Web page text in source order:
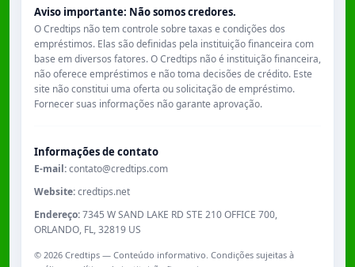
Aviso importante: Não somos credores.
O Credtips não tem controle sobre taxas e condições dos
empréstimos. Elas são definidas pela instituição financeira com
base em diversos fatores. O Credtips não é instituição financeira,
não oferece empréstimos e não toma decisões de crédito. Este
site não constitui uma oferta ou solicitação de empréstimo.
Fornecer suas informações não garante aprovação.
Informações de contato
E-mail:contato@credtips.com
Website:credtips.net
Endereço:7345 W SAND LAKE RD STE 210 OFFICE 700,
ORLANDO, FL, 32819 US
© 2026 Credtips — Conteúdo informativo. Condições sujeitas à